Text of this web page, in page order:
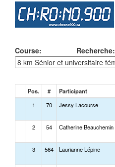
Course: Recherche:
Pos. # Participant
1
70 Jessy Lacourse
2 54 Catherine Beauchemin
3 564 Laurianne Lépine